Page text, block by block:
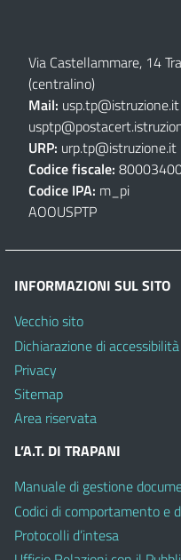
Via Castellammare, 14
(centralino)
Mail: usp.tp@istruzione.it
URP: urp.tp@istruzione.it
Codice fiscale:
Codice IPA:
AOOUSPTP
INFORMAZIONI SUL SITO
Vecchio sito
Dichiarazione di accessibilità
Privacy
Sitemap
Area riservata
L’A.T. DI TRAPANI
Manuale di gestione
Codici di comportamento e
Protocolli d’intesa